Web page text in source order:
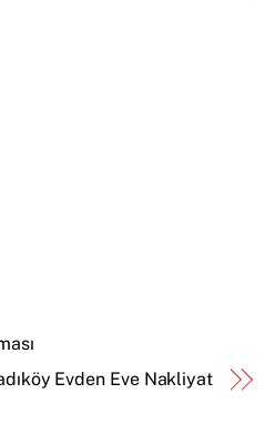
Evden Eve Nakliyat